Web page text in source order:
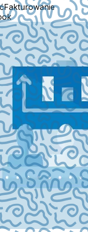
Fakturowanie